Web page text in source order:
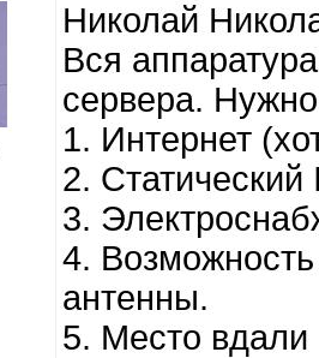
Николай
Вся
сервера.
1. Интернет
2. Статический
3.
4.
антенны.
5. Место вдали